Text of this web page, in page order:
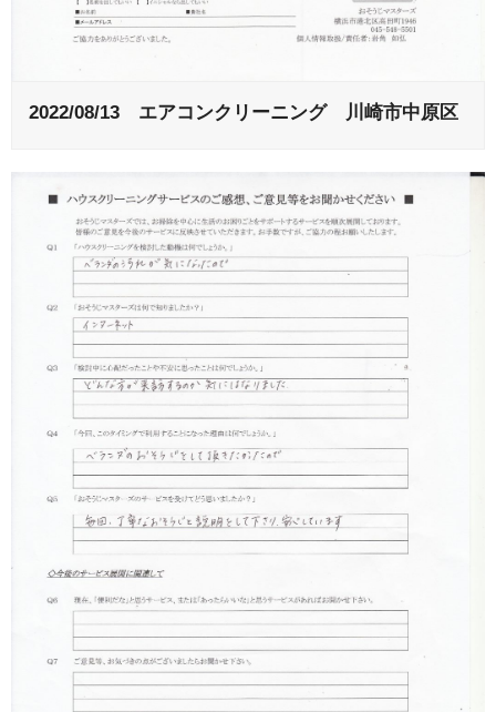
2022/08/13 エアコンクリーニング 川崎市中原区